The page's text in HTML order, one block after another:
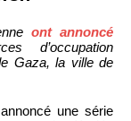
ont annoncé
d’occupation
Gaza, la ville de
une série